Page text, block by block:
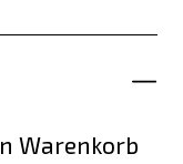
Warenkorb